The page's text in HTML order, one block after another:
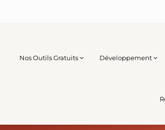
Nos Outils Gratuits Développement